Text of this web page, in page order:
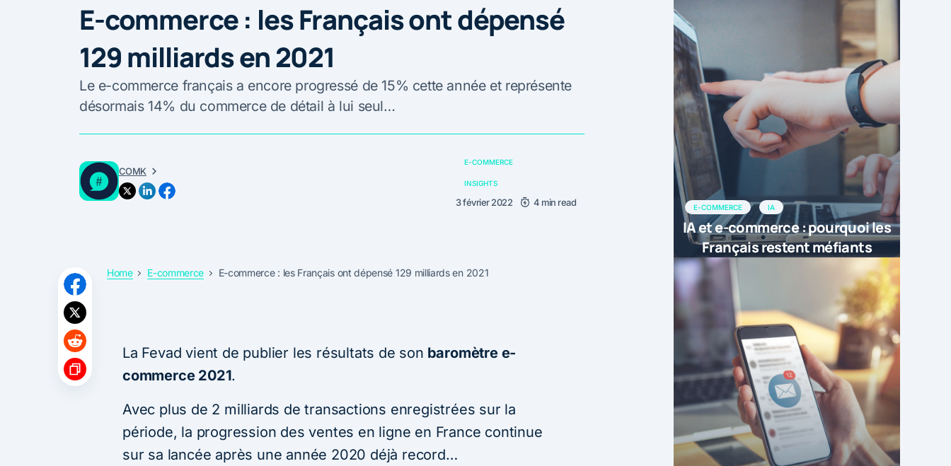
E-commerce : les Français ont dépensé
129 milliards en 2021
Le e-commerce français a encore progressé de 15% cette année et représente
désormais 14% du commerce de détail à lui seul…
COMK
E-COMMERCE
INSIGHTS
3 février 2022 4 min read
Home E-commerce E-commerce : les Français ont dépensé 129 milliards en 2021
La Fevad vient de publier les résultats de son baromètre e-
commerce 2021.
Avec plus de 2 milliards de transactions enregistrées sur la
période, la progression des ventes en ligne en France continue
sur sa lancée après une année 2020 déjà record…
E-COMMERCE IA
IA et e-commerce : pourquoi les
Français restent méfiants